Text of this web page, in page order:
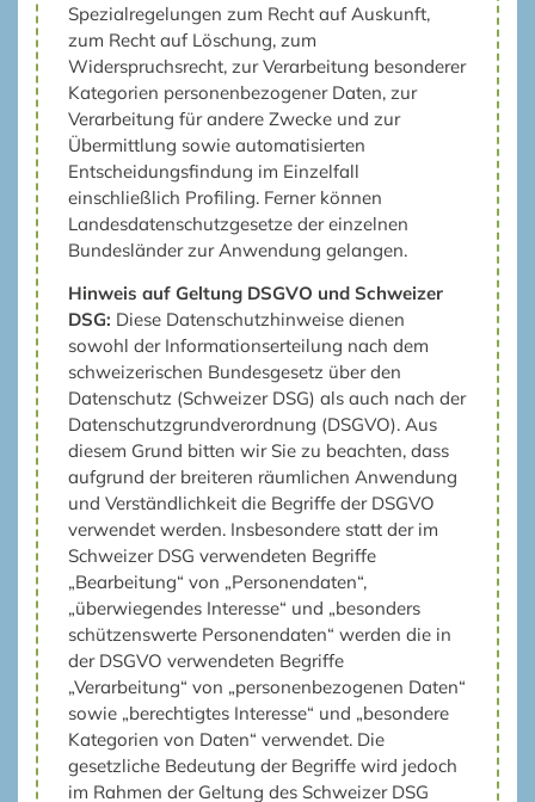
Spezialregelungen zum Recht auf Auskunft,
zum Recht auf Löschung, zum
Widerspruchsrecht, zur Verarbeitung besonderer
Kategorien personenbezogener Daten, zur
Verarbeitung für andere Zwecke und zur
Übermittlung sowie automatisierten
Entscheidungsfindung im Einzelfall
einschließlich Profiling. Ferner können
Landesdatenschutzgesetze der einzelnen
Bundesländer zur Anwendung gelangen.
Hinweis auf Geltung DSGVO und Schweizer
DSG: Diese Datenschutzhinweise dienen
sowohl der Informationserteilung nach dem
schweizerischen Bundesgesetz über den
Datenschutz (Schweizer DSG) als auch nach der
Datenschutzgrundverordnung (DSGVO). Aus
diesem Grund bitten wir Sie zu beachten, dass
aufgrund der breiteren räumlichen Anwendung
und Verständlichkeit die Begriffe der DSGVO
verwendet werden. Insbesondere statt der im
Schweizer DSG verwendeten Begriffe
„Bearbeitung“ von „Personendaten“,
„überwiegendes Interesse“ und „besonders
schützenswerte Personendaten“ werden die in
der DSGVO verwendeten Begriffe
„Verarbeitung“ von „personenbezogenen Daten“
sowie „berechtigtes Interesse“ und „besondere
Kategorien von Daten“ verwendet. Die
gesetzliche Bedeutung der Begriffe wird jedoch
im Rahmen der Geltung des Schweizer DSG